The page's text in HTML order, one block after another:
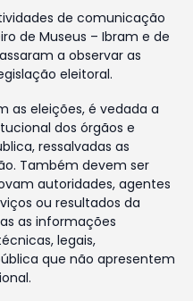
de comunicação
de Museus – Ibram e de
a observar as
eleitoral.
as eleições, é vedada a
dos órgãos e
ressalvadas as
Também devem ser
autoridades, agentes
ou resultados da
as informações
legais,
que não apresentem